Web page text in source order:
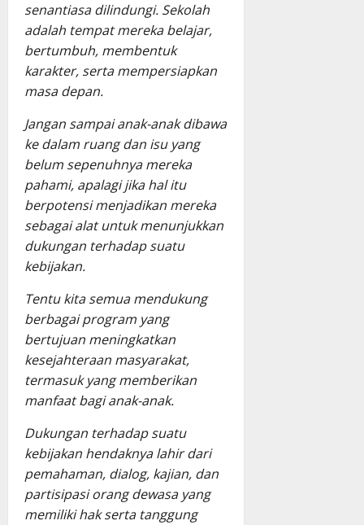
senantiasa dilindungi. Sekolah
adalah tempat mereka belajar,
bertumbuh, membentuk
karakter, serta mempersiapkan
masa depan.
Jangan sampai anak-anak dibawa
ke dalam ruang dan isu yang
belum sepenuhnya mereka
pahami, apalagi jika hal itu
berpotensi menjadikan mereka
sebagai alat untuk menunjukkan
dukungan terhadap suatu
kebijakan.
Tentu kita semua mendukung
berbagai program yang
bertujuan meningkatkan
kesejahteraan masyarakat,
termasuk yang memberikan
manfaat bagi anak-anak.
Dukungan terhadap suatu
kebijakan hendaknya lahir dari
pemahaman, dialog, kajian, dan
partisipasi orang dewasa yang
memiliki hak serta tanggung